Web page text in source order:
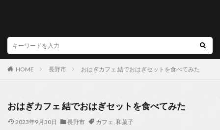
HOME 長野市 おはぎカフェ 結でおはぎセットを食べてみた
おはぎカフェ 結でおはぎセットを食べてみた
2023年9月30日 長野市 カフェ, 和菓子